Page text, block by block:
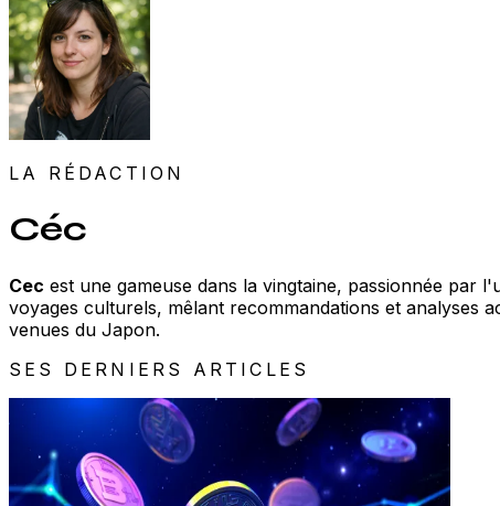
LA RÉDACTION
Céc
Cec est une gameuse dans la vingtaine, passionnée par
voyages culturels, mêlant recommandations et analyses
venues du Japon.
SES DERNIERS ARTICLES